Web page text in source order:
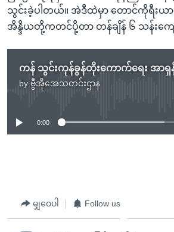
သွင်းခဲ့ပါတယ်။ အဲဒီထဲမှာ တောင်ကိုရီးယား
အိန္ဒိယတို့ကတင်ပို့တာ တန်ချိန် ၆ သန်းကျ
by ဗွီအိုအေသတင်းဌာန
No media source currently
0:00
မျှဝေပါ Follow us